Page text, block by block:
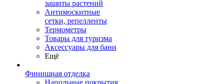
защиты растений
Антимоскитные
сетки, репелленты
Термометры
Товары для туризма
Аксессуары для бани
Ещё
Финишная отделка
Напольные покрытия